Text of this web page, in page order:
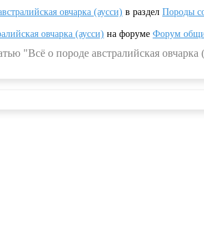
овчарка (аусси) в раздел Породы
овчарка (аусси) на форуме Форум
"Всё о породе австралийская овчарка